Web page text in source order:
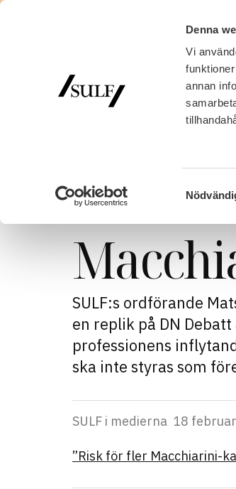
Denna
Vi
annan
” Risk
SULF:s ordförande
en replik på DN
professionens
ska inte styras som
SULF i medierna 18
”Risk för fler Macchiarini-